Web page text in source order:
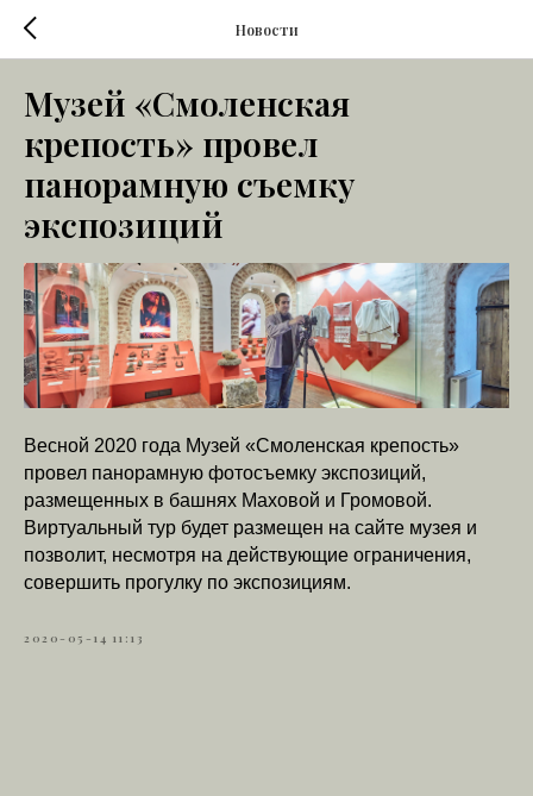
Новости
Музей «Смоленская
крепость» провел
панорамную съемку
экспозиций
Весной 2020 года Музей «Смоленская крепость»
провел панорамную фотосъемку экспозиций,
размещенных в башнях Маховой и Громовой.
Виртуальный тур будет размещен на сайте музея и
позволит, несмотря на действующие ограничения,
совершить прогулку по экспозициям.
2020-05-14 11:13